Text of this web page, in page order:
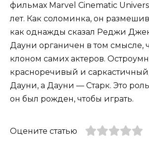
фильмах Marvel Cinematic
лет. Как соломинка, он
как однажды сказал Реджи
Дауни органичен в том смысле,
клоном самих актеров.
красноречивый и
Дауни, а Дауни — Старк. Это
он был рожден, чтобы играть.
Оцените статью